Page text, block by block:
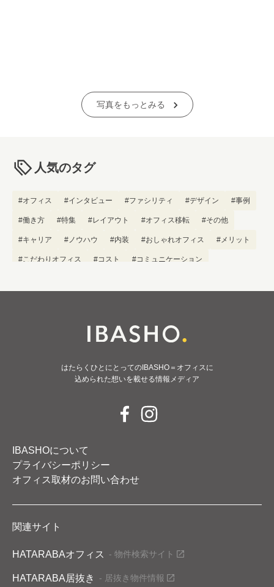
写真をもっとみる
人気のタグ
#オフィス #インタビュー #ファシリティ #デザイン #事例
#働き方 #特集 #レイアウト #オフィス移転 #その他
#キャリア #ノウハウ #内装 #おしゃれオフィス #メリット
#こだわりオフィス #コスト #コミュニケーション
はたらくひとにとってのIBASHO＝オフィスに
込められた想いを載せる情報メディア
IBASHOについて
プライバシーポリシー
オフィス取材のお問い合わせ
関連サイト
HATARABAオフィス - 物件検索サイト
HATARABA居抜き - 居抜き物件情報